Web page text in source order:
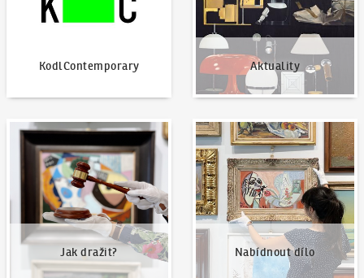
KodlContemporary Aktuality
Jak dražit?
Jak dražit?
Nabídnout dílo
Nabídnout dílo